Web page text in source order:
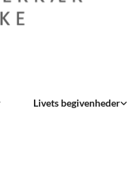
Livets begivenheder